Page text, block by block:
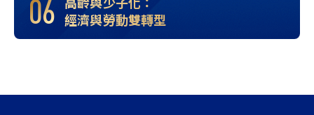
06 經濟與勞動雙轉型